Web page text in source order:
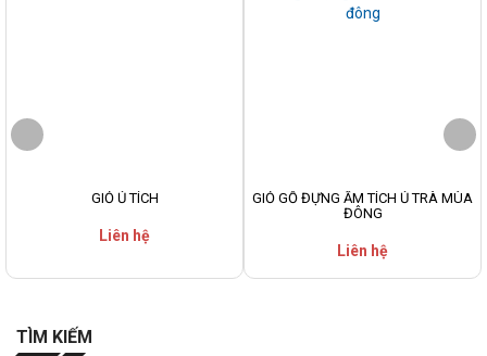
GIỎ Ủ TÍCH
Liên hệ
GIỎ GỖ ĐỰNG ẤM TÍCH Ủ TRÀ MÙA
ĐÔNG
Liên hệ
TÌM KIẾM